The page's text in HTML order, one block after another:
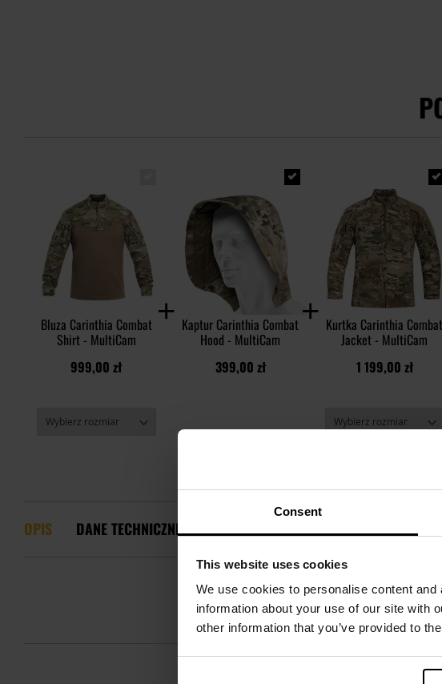
Consent
This website uses cookies
We use cookies to personalise content
information about your use of our site with
other information that you’ve provided to
Bluza Carinthia Combat
Shirt - MultiCam
999,00 zł
Kaptur Carinthia Combat
Hood - MultiCam
399,00 zł
Kurtka Carinthia Combat
Jacket - MultiCam
1 199,00 zł
OPIS DANE TECHNICZNE CECHY I TECHNOLOGIE OPINIE